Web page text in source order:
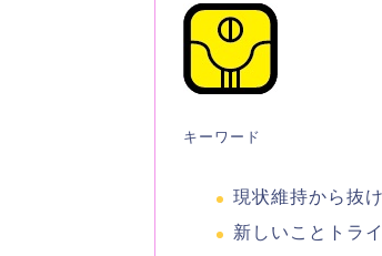
キーワード
現状維持から抜
新しいことトライ